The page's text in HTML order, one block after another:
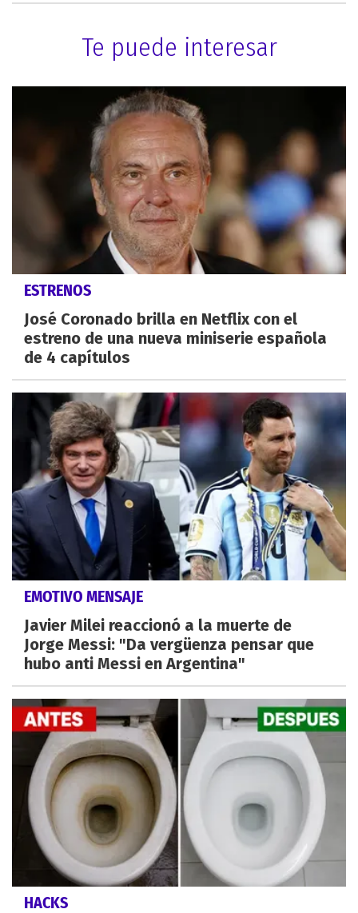
Te puede interesar
ESTRENOS
José Coronado brilla en Netflix con el
estreno de una nueva miniserie española
de 4 capítulos
EMOTIVO MENSAJE
Javier Milei reaccionó a la muerte de
Jorge Messi: "Da vergüenza pensar que
hubo anti Messi en Argentina"
HACKS